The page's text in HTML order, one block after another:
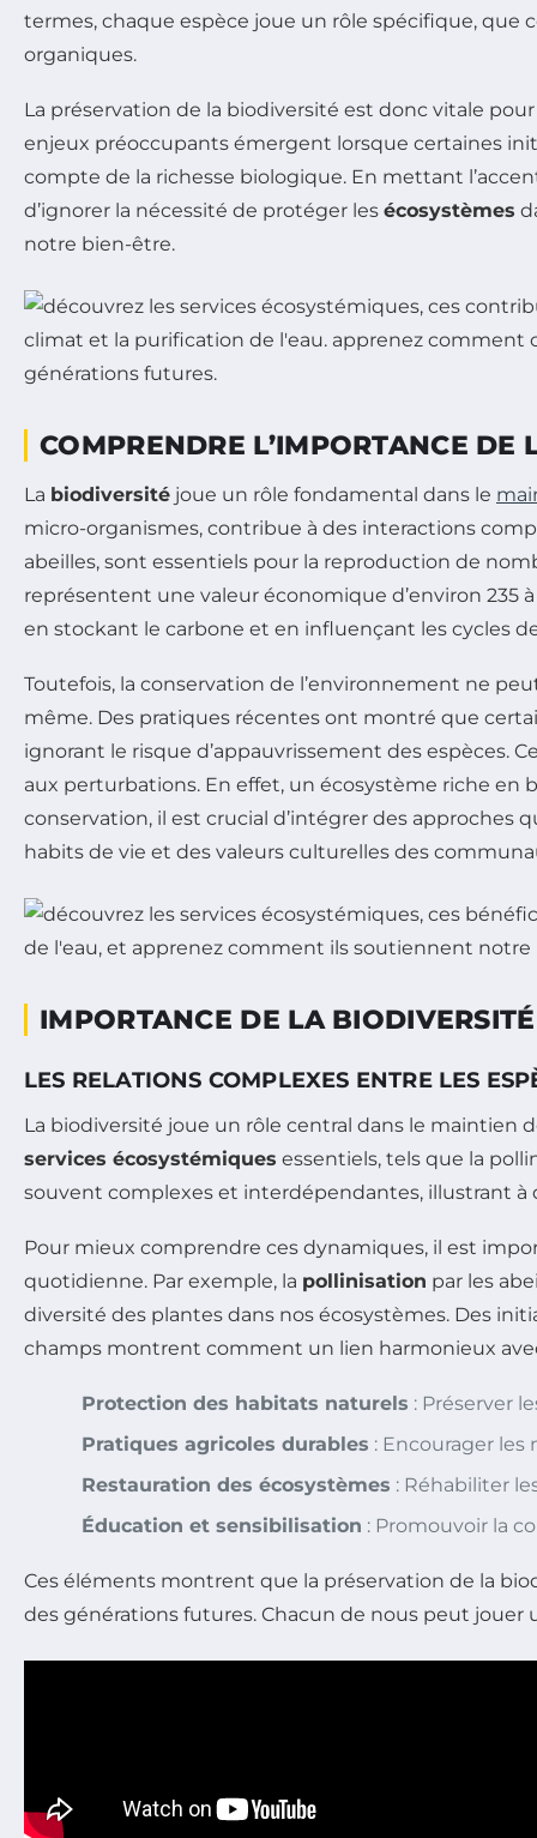
termes, chaque espèce joue un rôle spécifique, que
organiques.
La préservation de la biodiversité est donc vitale
enjeux préoccupants émergent lorsque certaines
compte de la richesse biologique. En mettant
d’ignorer la nécessité de protéger les écosystèmes
notre bien-être.
COMPRENDRE L’IMPORTANCE DE
La biodiversité joue un rôle fondamental dans le
micro-organismes, contribue à des interactions
abeilles, sont essentiels pour la reproduction de
représentent une valeur économique d’environ 235
en stockant le carbone et en influençant les cycles
Toutefois, la conservation de l’environnement ne
même. Des pratiques récentes ont montré que
ignorant le risque d’appauvrissement des espèces.
aux perturbations. En effet, un écosystème riche en
conservation, il est crucial d’intégrer des
habits de vie et des valeurs culturelles des
IMPORTANCE DE LA
LES RELATIONS COMPLEXES ENTRE LES
La biodiversité joue un rôle central dans le maintien
services écosystémiques essentiels, tels que la
souvent complexes et interdépendantes, illustrant
Pour mieux comprendre ces dynamiques, il est
quotidienne. Par exemple, la pollinisation par les
diversité des plantes dans nos écosystèmes. Des
champs montrent comment un lien harmonieux
Protection des habitats naturels : Préserver
Pratiques agricoles durables : Encourager
Restauration des écosystèmes : Réhabiliter
Éducation et sensibilisation : Promouvoir la
Ces éléments montrent que la préservation de la
des générations futures. Chacun de nous peut